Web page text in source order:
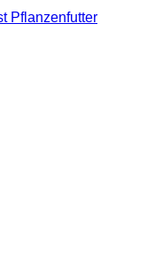
Pflanzenfutter